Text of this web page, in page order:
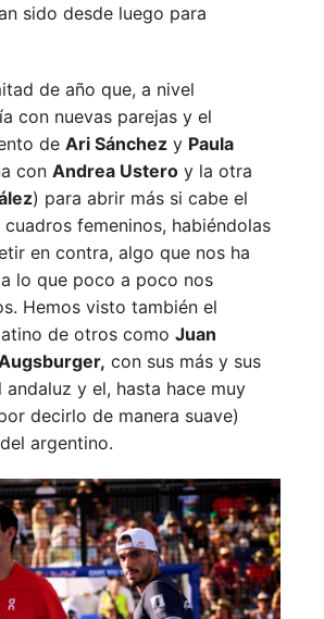
sido desde luego para
de año que, a nivel
con nuevas parejas y el
de Ari Sánchez y Paula
con Andrea Ustero y la otra
) para abrir más si cabe el
femeninos, habiéndolas
en contra, algo que nos ha
lo que poco a poco nos
Hemos visto también el
de otros como Juan
con sus más y sus
andaluz y el, hasta hace muy
decirlo de manera suave)
argentino.